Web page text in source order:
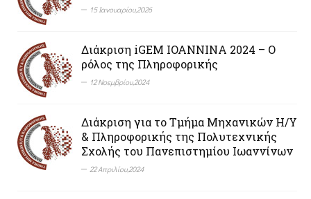
15 Ιανουαρίου,2026
Διάκριση iGEM IOANNINΑ 2024 – Ο
ρόλος της Πληροφορικής
12 Νοεμβρίου,2024
Διάκριση για το Τμήμα Μηχανικών Η/Υ
& Πληροφορικής της Πολυτεχνικής
Σχολής του Πανεπιστημίου Ιωαννίνων
22 Απριλίου,2024